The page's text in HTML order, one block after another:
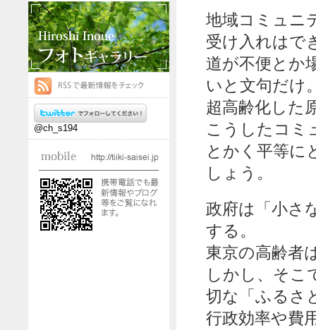
地域コミュニ
受け入れはで
道が不便とか
いと文句だけ
超高齢化した
こうしたコミ
とかく平等に
しょう。
政府は「小さ
する。
東京の高齢者
しかし、そこ
切な「ふるさ
行政効率や費
@ch_s194